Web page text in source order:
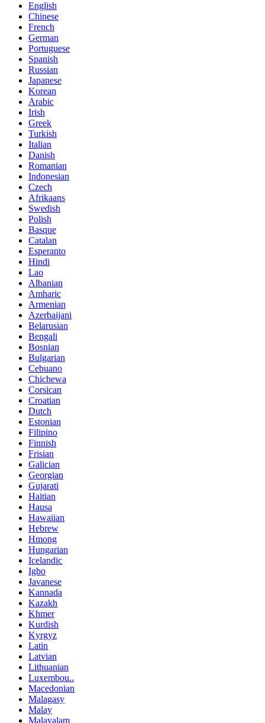
English
Chinese
French
German
Portuguese
Spanish
Russian
Japanese
Korean
Arabic
Irish
Greek
Turkish
Italian
Danish
Romanian
Indonesian
Czech
Afrikaans
Swedish
Polish
Basque
Catalan
Esperanto
Hindi
Lao
Albanian
Amharic
Armenian
Azerbaijani
Belarusian
Bengali
Bosnian
Bulgarian
Cebuano
Chichewa
Corsican
Croatian
Dutch
Estonian
Filipino
Finnish
Frisian
Galician
Georgian
Gujarati
Haitian
Hausa
Hawaiian
Hebrew
Hmong
Hungarian
Icelandic
Igbo
Javanese
Kannada
Kazakh
Khmer
Kurdish
Kyrgyz
Latin
Latvian
Lithuanian
Luxembou..
Macedonian
Malagasy
Malay
Malayalam